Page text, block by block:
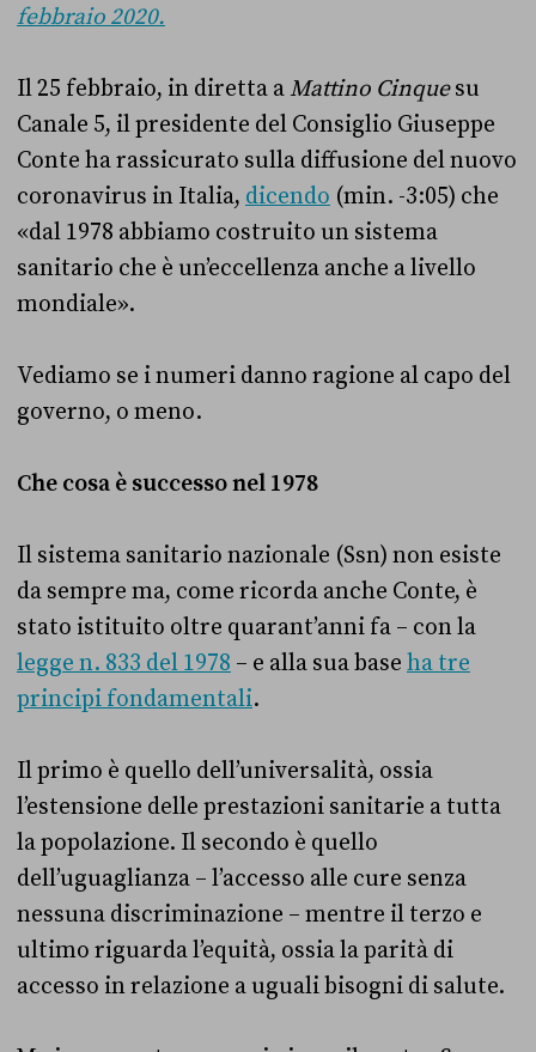
febbraio 2020.
Il 25 febbraio, in diretta a Mattino Cinquesu
Canale 5, il presidente del Consiglio Giuseppe
Conte ha rassicurato sulla diffusione del nuovo
coronavirus in Italia, dicendo (min. -3:05) che
«dal 1978 abbiamo costruito un sistema
sanitario che è un’eccellenza anche a livello
mondiale».
Vediamo se i numeri danno ragione al capo del
governo, o meno.
Che cosa è successo nel 1978
Il sistema sanitario nazionale (Ssn) non esiste
da sempre ma, come ricorda anche Conte, è
stato istituito oltre quarant’anni fa – con la
legge n. 833 del 1978 – e alla sua base ha tre
principi fondamentali.
Il primo è quello dell’universalità, ossia
l’estensione delle prestazioni sanitarie a tutta
la popolazione. Il secondo è quello
dell’uguaglianza – l’accesso alle cure senza
nessuna discriminazione – mentre il terzo e
ultimo riguarda l’equità, ossia la parità di
accesso in relazione a uguali bisogni di salute.